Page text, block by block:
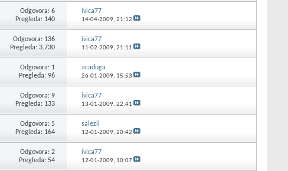
Odgovora: 6
Pregleda: 140
ivica77
14-04-2009, 21:12
Odgovora: 136
Pregleda: 3.730
ivica77
11-02-2009, 21:11
Odgovora: 1
Pregleda: 96
acaduga
26-01-2009, 15:53
Odgovora: 9
Pregleda: 133
ivica77
13-01-2009, 22:41
Odgovora: 5
Pregleda: 164
salezli
12-01-2009, 20:42
Odgovora: 2
Pregleda: 54
ivica77
12-01-2009, 10:07